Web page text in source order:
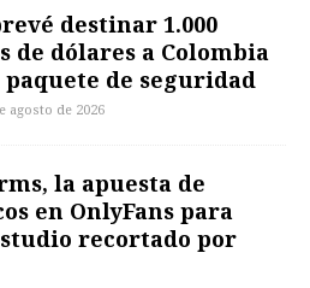
destinar 1.000
de dólares a Colombia
de seguridad
agosto de 2026
la apuesta de
en OnlyFans para
recortado por